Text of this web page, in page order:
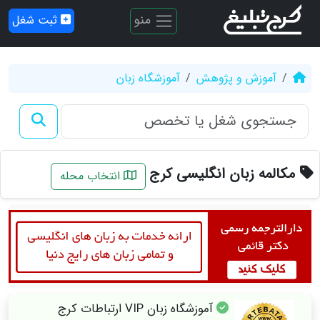
منو ثبت شغل
آموزش و پژوهش آموزشگاه زبان
مکالمه زبان انگلیسی کرج انتخاب محله
آموزشگاه زبان VIP ارتباطات کرج